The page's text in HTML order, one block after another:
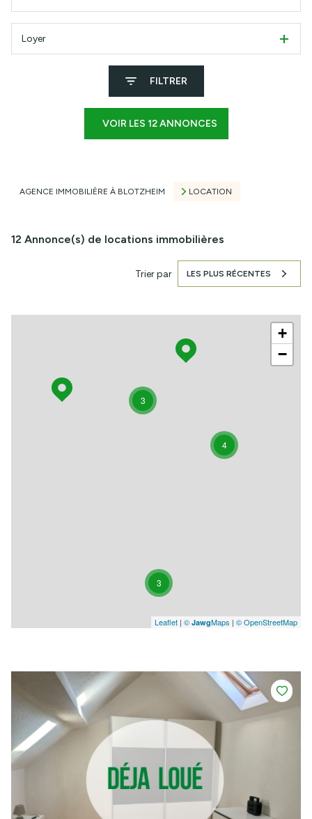
Loyer
FILTRER
VOIR LES 12ANNONCES
AGENCE IMMOBILIÈRE À BLOTZHEIM LOCATION
12 Annonce(s) de locations immobilières
Trier par LES PLUS RÉCENTES
3
3
4
+
−
Leaflet | © JawgMaps | © OpenStreetMap